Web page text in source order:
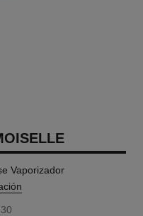
Vaporizador